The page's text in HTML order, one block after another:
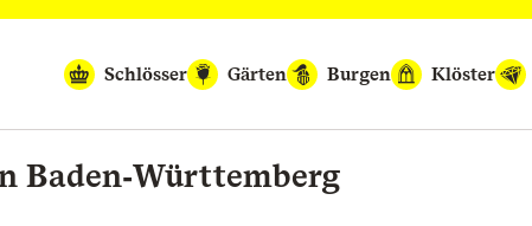
Schlösser
Gärten Burgen Klöster
Baden‑Württemberg